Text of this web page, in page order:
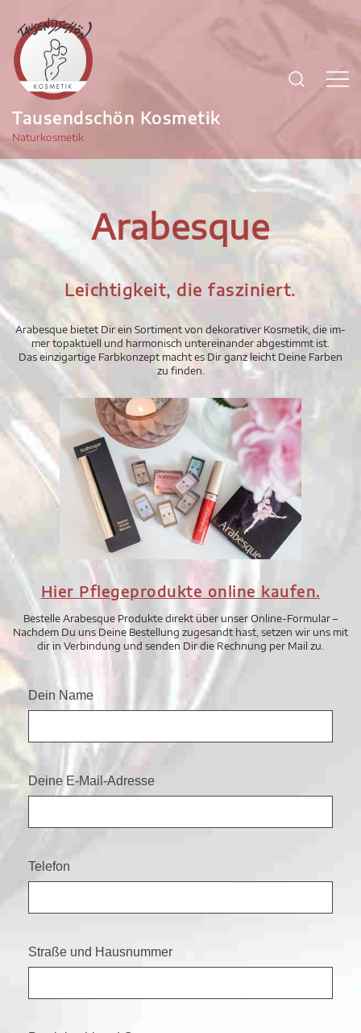
springen
Tausendschön Kosmetik
Naturkosmetik
Ar­a­bes­que
Leichtigkeit, die fasziniert.
Ar­a­bes­que bie­tet Dir ein Sorti­ment von dekorativer Kosmetik, die im­
mer to­pak­tu­ell und har­mo­nisch un­terein­an­der ab­ge­stimmt ist.
Das einzigartige Farbkonzept macht es Dir ganz leicht Deine Farben
zu finden.
Hier Pflegeprodukte online kaufen.
Bestelle Ar­a­bes­que Produkte direkt über unser Online-Formular –
Nachdem Du uns Deine Bestellung zugesandt hast, setzen wir uns mit
dir in Verbindung und senden Dir die Rechnung per Mail zu.
Dein Name
Deine E-Mail-Adresse
Telefon
Straße und Hausnummer